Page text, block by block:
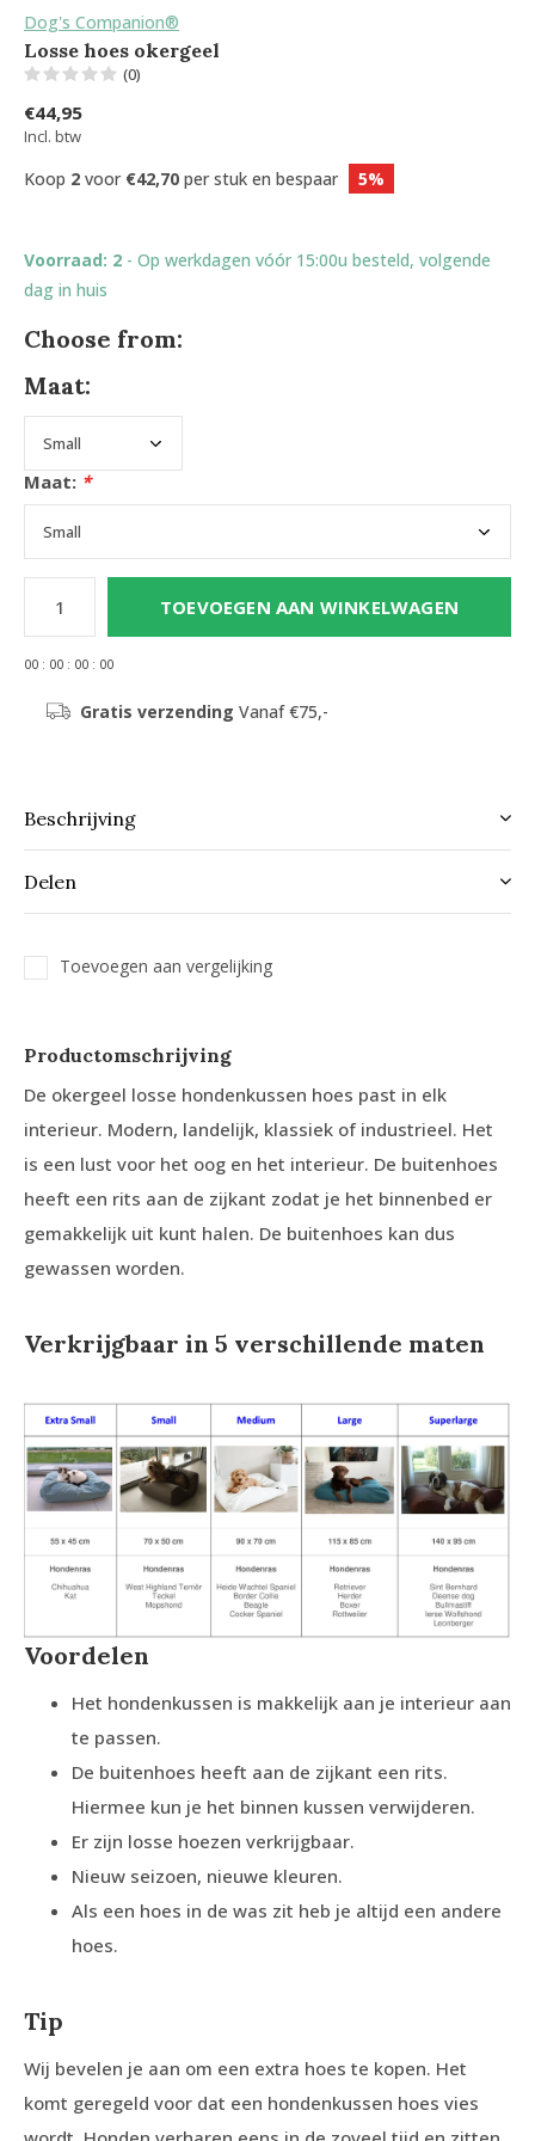
Dog's Companion®
Losse hoes okergeel
(0)
€44,95
Incl. btw
Koop 2 voor €42,70 per stuk en bespaar 5%
Voorraad: 2 - Op werkdagen vóór 15:00u besteld, volgende
dag in huis
Choose from:
Maat:
Maat: *
TOEVOEGEN AAN WINKELWAGEN
00 : 00 : 00 : 00
Gratis verzending Vanaf €75,-
Beschrijving
Delen
Toevoegen aan vergelijking
Productomschrijving
De okergeel losse hondenkussen hoes past in elk
interieur. Modern, landelijk, klassiek of industrieel. Het
is een lust voor het oog en het interieur. De buitenhoes
heeft een rits aan de zijkant zodat je het binnenbed er
gemakkelijk uit kunt halen. De buitenhoes kan dus
gewassen worden.
Verkrijgbaar in 5 verschillende maten
Voordelen
Het hondenkussen is makkelijk aan je interieur aan
te passen.
De buitenhoes heeft aan de zijkant een rits.
Hiermee kun je het binnen kussen verwijderen.
Er zijn losse hoezen verkrijgbaar.
Nieuw seizoen, nieuwe kleuren.
Als een hoes in de was zit heb je altijd een andere
hoes.
Tip
Wij bevelen je aan om een extra hoes te kopen. Het
komt geregeld voor dat een hondenkussen hoes vies